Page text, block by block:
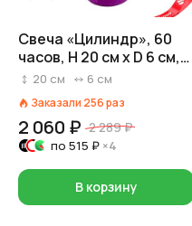
Свеча «Цилиндр», 60
часов, H 20 см x D 6 см,
сиреневый
20 см 6 см
Заказали 256раз
2 060 ₽ 2 289 ₽
по 515 ₽ ×4
В корзину